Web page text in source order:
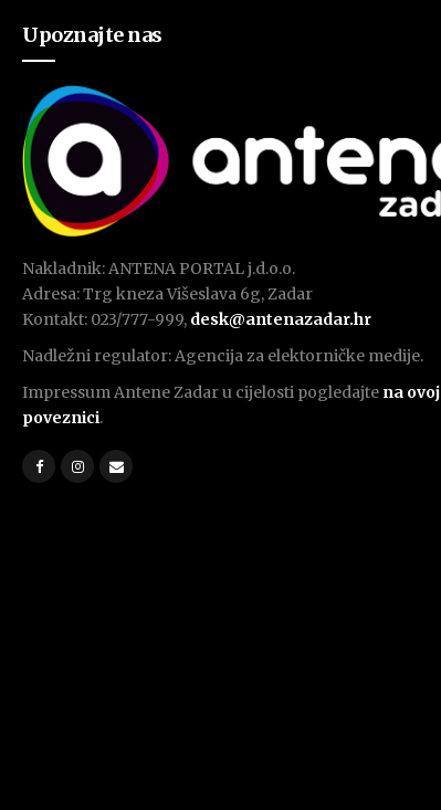
Upoznajte nas
Nakladnik: ANTENA PORTAL j.d.o.o.
Adresa: Trg kneza Višeslava 6g, Zadar
Kontakt: 023/777-999, desk@antenazadar.hr
Nadležni regulator: Agencija za elektorničke medije.
Impressum Antene Zadar u cijelosti pogledajte na ovoj
poveznici.